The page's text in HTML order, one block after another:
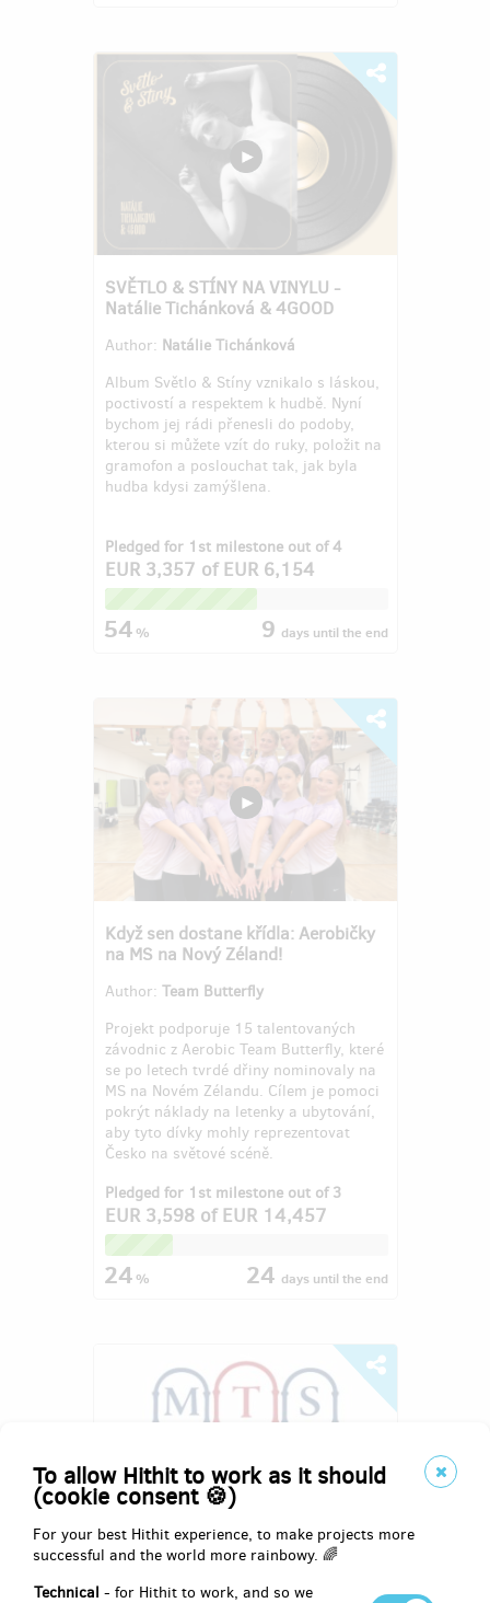
To allow Hithit to work as it should
(cookie consent 🍪)
For your best Hithit experience, to make projects more
successful and the world more rainbowy. 🌈
Technical - for Hithit to work, and so we
SVĚTLO & STÍNY NA VINYLU -
Natálie Tichánková & 4GOOD
Author: Natálie Tichánková
Album Světlo & Stíny vznikalo s láskou,
poctivostí a respektem k hudbě. Nyní
bychom jej rádi přenesli do podoby,
kterou si můžete vzít do ruky, položit na
gramofon a poslouchat tak, jak byla
hudba kdysi zamýšlena.
Pledged for 1st milestone out of 4
EUR 3,357 ofEUR 6,154
54% 9 days until the end
Když sen dostane křídla: Aerobičky
na MS na Nový Zéland!
Author: Team Butterfly
Projekt podporuje 15 talentovaných
závodnic z Aerobic Team Butterfly, které
se po letech tvrdé dřiny nominovaly na
MS na Novém Zélandu. Cílem je pomoci
pokrýt náklady na letenky a ubytování,
aby tyto dívky mohly reprezentovat
Česko na světové scéně.
Pledged for 1st milestone out of 3
EUR 3,598ofEUR 14,457
24% 24 days until the end